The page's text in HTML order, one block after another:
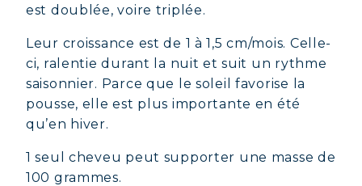
est doublée, voire triplée.
Leur croissance est de 1 à 1,5 cm/mois. Celle-
ci, ralentie durant la nuit et suit un rythme
saisonnier. Parce que le soleil favorise la
pousse, elle est plus importante en été
qu’en hiver.
1 seul cheveu peut supporter une masse de
100 grammes.